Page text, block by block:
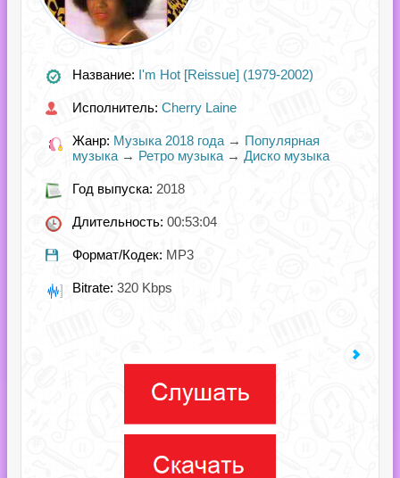
Название: I'm Hot [Reissue] (1979-2002)
Исполнитель: Cherry Laine
Жанр: Музыка 2018 года → Популярная
музыка → Ретро музыка → Диско музыка
Год выпуска: 2018
Длительность: 00:53:04
Формат/Кодек: MP3
Bitrate: 320 Kbps